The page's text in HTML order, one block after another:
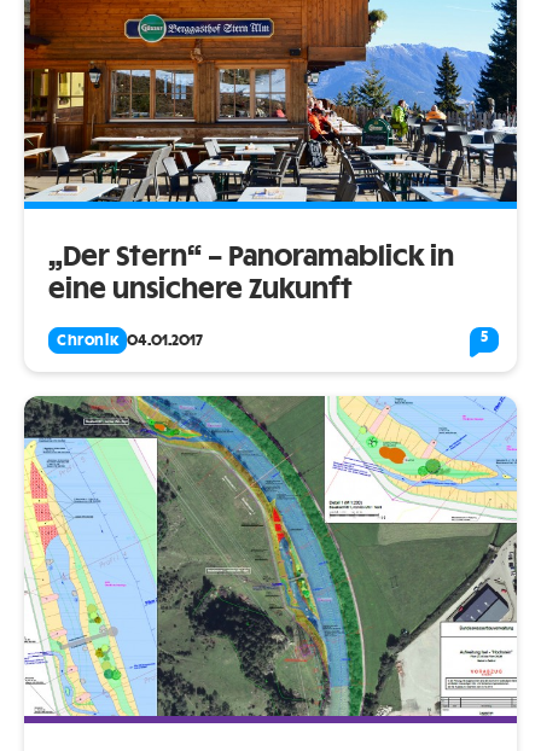
„Der Stern“ – Panoramablick in
eine unsichere Zukunft
Chronik 04.01.2017 5